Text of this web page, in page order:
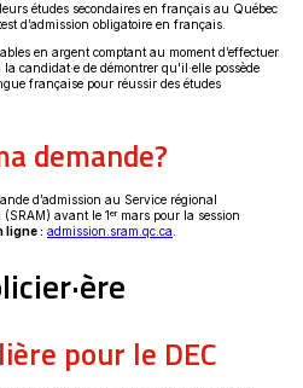
études secondaires en français au Québec
d’admission obligatoire en français.
en argent comptant au moment d’effectuer
la candidat·e de démontrer qu'il·elle possède
française pour réussir des études
demande?
d’admission au Service régional
avant le 1 ermars pour la session
ligne : admission.sram.qc.ca.
pour le DEC